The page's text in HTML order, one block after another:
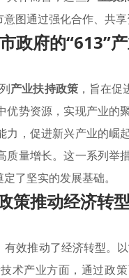
图通过强化合作、共享
政府的“613”
产业扶持政策，旨在促
势资源，实现产业的
力，促进新兴产业的崛
量增长。这一系列举
了坚实的发展基础。
策推动经济转
效推动了经济转型。
术产业方面，通过政